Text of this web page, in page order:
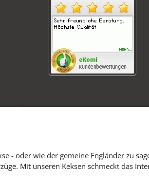
- oder wie der gemeine Engländer zu
Mit unseren Keksen schmeckt das